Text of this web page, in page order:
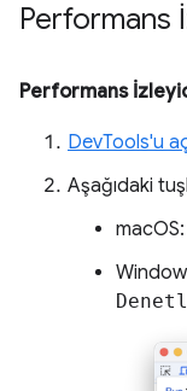
Performans
Performans
DevTools'u
Aşağıdaki
macOS: